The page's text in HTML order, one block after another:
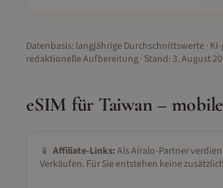
Datenbasis: langjährige Durchschnittswerte ·
redaktionelle Aufbereitung· Stand: 3. August
eSIM für Taiwan –
📱 Affiliate-Links:Als Airalo-Partner
Verkäufen. Für Sie entstehen keine